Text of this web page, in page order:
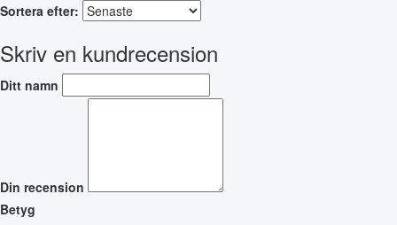
Sortera efter:
Skriv en kundrecension
Ditt namn
Din recension
Betyg